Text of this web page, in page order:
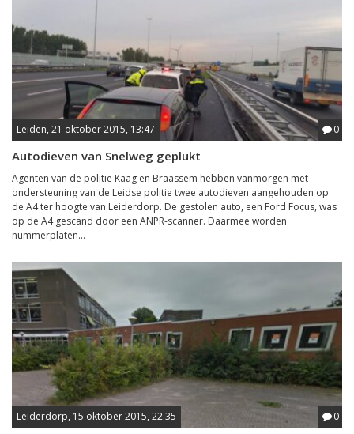
Leiden, 21 oktober 2015, 13:47 0
Autodieven van Snelweg geplukt
Agenten van de politie Kaag en Braassem hebben vanmorgen met
ondersteuning van de Leidse politie twee autodieven aangehouden op
de A4 ter hoogte van Leiderdorp. De gestolen auto, een Ford Focus, was
op de A4 gescand door een ANPR-scanner. Daarmee worden
nummerplaten...
Leiderdorp, 15 oktober 2015, 22:35 0